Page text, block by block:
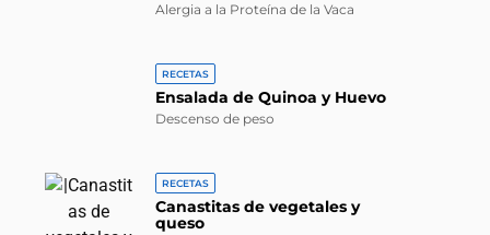
Alergia a la Proteína de la Vaca
RECETAS
Ensalada de Quinoa y Huevo
Descenso de peso
RECETAS
Canastitas de vegetales y
queso